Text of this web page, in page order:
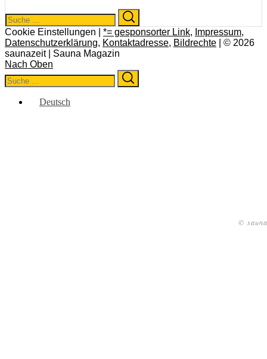
©
Search
for:
Cookie Einstellungen | *= gesponsorter Link, Impressum,
Datenschutzerklärung, Kontaktadresse, Bildrechte | © 2026
saunazeit | Sauna Magazin
Nach Oben
Search
for:
Deutsch